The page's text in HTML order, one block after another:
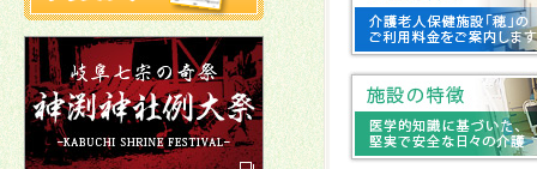
2025年10月03日
2025年10月02日